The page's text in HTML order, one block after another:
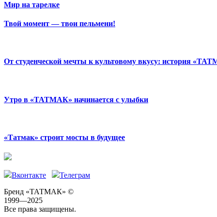
Мир на тарелке
Твой момент — твои пельмени!
От студенческой мечты к культовому вкусу: история
Утро в «ТАТМАК» начинается с улыбки
«Татмак» строит мосты в будущее
Вконтакте
Телеграм
Бренд «ТАТМАК» ©
1999—2025
Все права защищены.